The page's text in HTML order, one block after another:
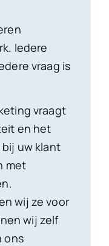
Iedere
vraag is
vraagt
en het
uw klant
met
wij ze voor
wij zelf
ons